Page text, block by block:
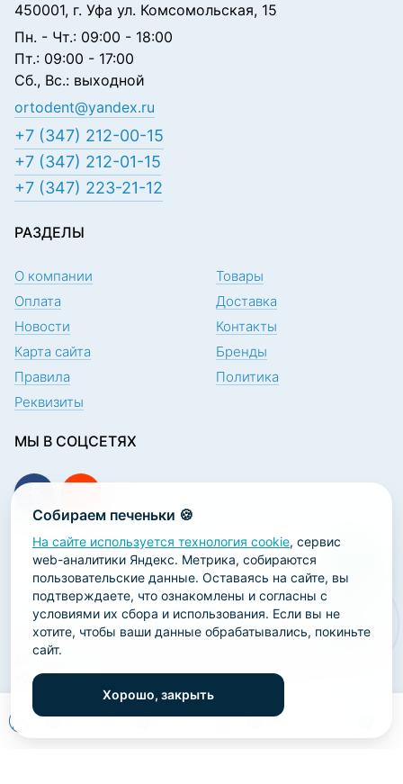
0 0 0
Собираем печеньки 🍪
На сайте используется технология cookie, сервис
web-аналитики Яндекс. Метрика, собираются
пользовательские данные. Оставаясь на сайте, вы
подтверждаете, что ознакомлены и согласны с
условиями их сбора и использования. Если вы не
хотите, чтобы ваши данные обрабатывались, покиньте
сайт.
Хорошо, закрыть
450001, г. Уфа ул. Комсомольская, 15
Пн. - Чт.: 09:00 - 18:00
Пт.: 09:00 - 17:00
Сб., Вс.: выходной
ortodent@yandex.ru
+7 (347) 212-00-15
+7 (347) 212-01-15
+7 (347) 223-21-12
РАЗДЕЛЫ
О компании
Товары
Оплата
Доставка
Новости
Контакты
Карта сайта
Бренды
Правила
Политика
Реквизиты
МЫ В СОЦСЕТЯХ
ПОДПИСКА НА НОВОСТИ
2026 ООО «Научно-производственная лаборатория
«ОРТОДЕНТ»